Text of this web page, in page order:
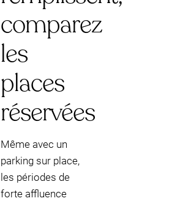
comparez
les
places
réservées
Même avec un
parking sur place,
les périodes de
forte affluence